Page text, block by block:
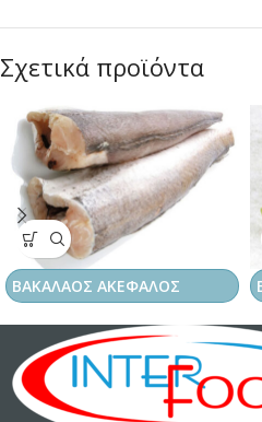
Σχετικά προϊόντα
ΒΑΚΑΛΑΟΣ ΑΚΕΦΑΛΟΣ